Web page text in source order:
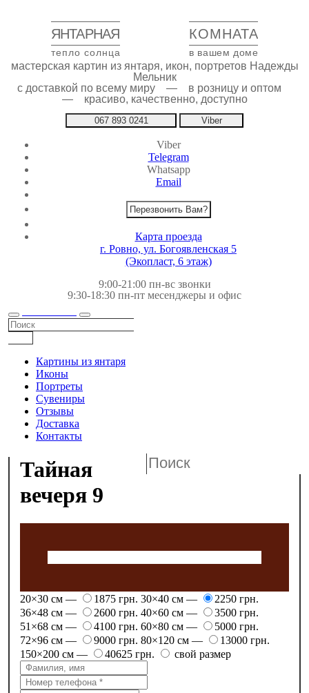
ЯНТАРНАЯ КОМНАТА
тепло солнца в вашем доме
мастерская картин из янтаря, икон, портретов Надежды
Мельник
с доставкой по всему миру — в розницу и оптом
— красиво, качественно, доступно
067 893 0241 Viber
Viber
Telegram
Whatsapp
Email
Перезвонить Вам?
Карта проезда
г. Ровно, ул. Богоявленская 5
(Экопласт, 6 этаж)
9:00-21:00 пн-вс звонки
9:30-18:30 пн-пт месенджеры и офис
Картины из янтаря
Иконы
Портреты
Сувениры
Отзывы
Доставка
Контакты
Тайная
вечеря 9
20×30 см — 1875 грн. 30×40 см —
2250 грн.
36×48 см —
2600 грн. 40×60 см —
3500 грн.
51×68 см —
4100 грн. 60×80 см —
5000 грн.
72×96 см —
9000 грн. 80×120 см —
13000 грн.
150×200 см —
40625 грн. свой размер